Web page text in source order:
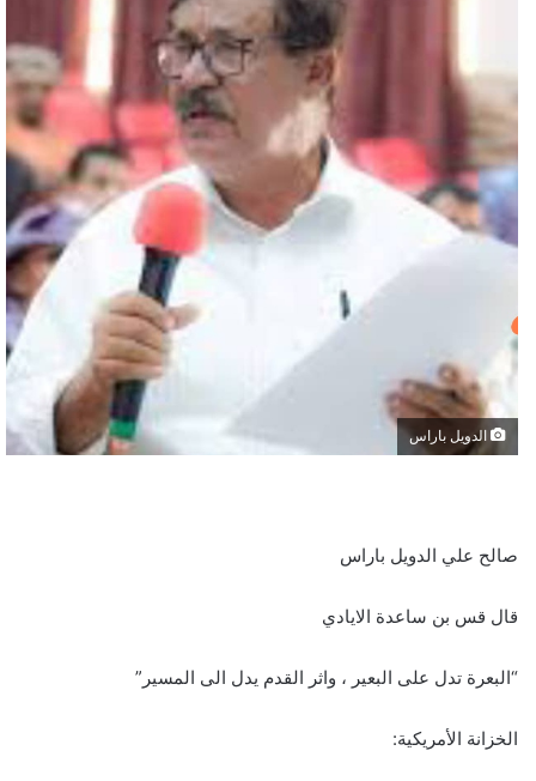
الدويل باراس
صالح علي الدويل باراس
قال قس بن ساعدة الايادي
“البعرة تدل على البعير ، واثر القدم يدل الى المسير”
الخزانة الأمريكية: